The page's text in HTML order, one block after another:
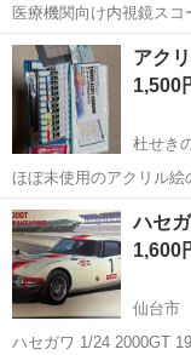
医療機関向け内視鏡ス
★◎20代～40代の男女活
場あり★日払いあり◎空調
気の工場のお仕事 ◇医療
福島 会津若松市
アク
1,500
杜せき
ほぼ未使用のアクリル絵
宮城 名取市 杜
1,600
仙台市
ハセガワ 1/24 2000GT 1967 富士24時間耐久レース 優勝車 の未組立